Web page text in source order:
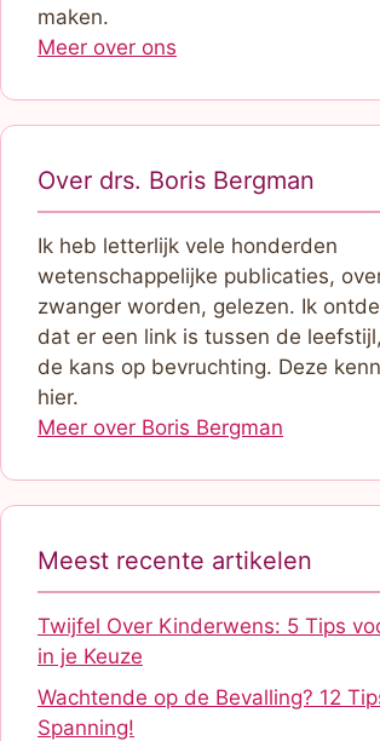
maken.
Meer over ons
Over drs. Boris Bergman
Ik heb letterlijk vele honderden
wetenschappelijke publicaties,
zwanger worden, gelezen. Ik
dat er een link is tussen de
de kans op bevruchting. Deze
hier.
Meer over Boris Bergman
Meest recente artikelen
Twijfel Over Kinderwens: 5 Tips
in je Keuze
Wachtende op de Bevalling? 12
Spanning!